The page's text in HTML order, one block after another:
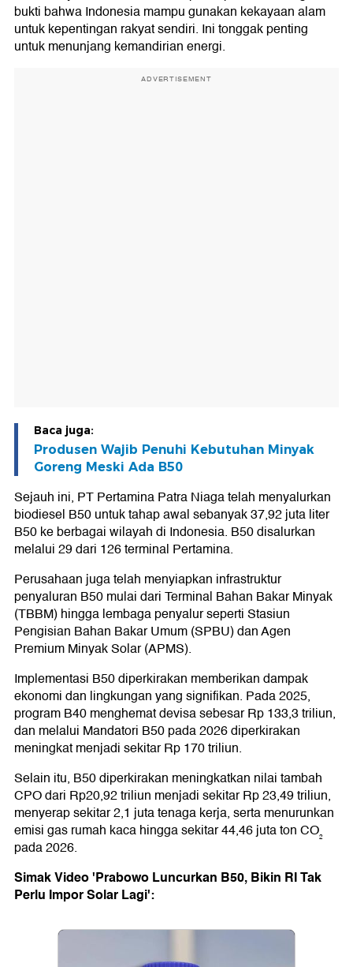
bukti bahwa Indonesia mampu gunakan kekayaan alam
untuk kepentingan rakyat sendiri. Ini tonggak penting
untuk menunjang kemandirian energi.
ADVERTISEMENT
Baca juga:
Produsen Wajib Penuhi Kebutuhan Minyak
Goreng Meski Ada B50
Sejauh ini, PT Pertamina Patra Niaga telah menyalurkan
biodiesel B50 untuk tahap awal sebanyak 37,92 juta liter
B50 ke berbagai wilayah di Indonesia. B50 disalurkan
melalui 29 dari 126 terminal Pertamina.
Perusahaan juga telah menyiapkan infrastruktur
penyaluran B50 mulai dari Terminal Bahan Bakar Minyak
(TBBM) hingga lembaga penyalur seperti Stasiun
Pengisian Bahan Bakar Umum (SPBU) dan Agen
Premium Minyak Solar (APMS).
Implementasi B50 diperkirakan memberikan dampak
ekonomi dan lingkungan yang signifikan. Pada 2025,
program B40 menghemat devisa sebesar Rp 133,3 triliun,
dan melalui Mandatori B50 pada 2026 diperkirakan
meningkat menjadi sekitar Rp 170 triliun.
Selain itu, B50 diperkirakan meningkatkan nilai tambah
CPO dari Rp20,92 triliun menjadi sekitar Rp 23,49 triliun,
menyerap sekitar 2,1 juta tenaga kerja, serta menurunkan
emisi gas rumah kaca hingga sekitar 44,46 juta ton CO₂
pada 2026.
Simak Video 'Prabowo Luncurkan B50, Bikin RI Tak
Perlu Impor Solar Lagi':